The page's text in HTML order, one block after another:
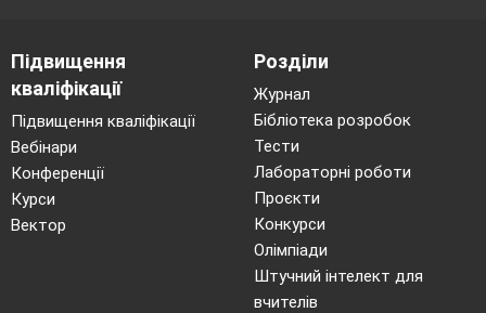
У Японії журавель –
священний птах, «людина у пір’ях»,
«вельмишановний пан журавель»
*4. Учениця 8 класу.
Зображення журавлів у
Зображеннями граціозних журавлів
Підвищення
кваліфікації
Підвищення кваліфікації
Вебінари
Конференції
Курси
Вектор
Розділи
Журнал
Бібліотека розробок
Тести
Лабораторні роботи
Проєкти
Конкурси
Олімпіади
Штучний інтелект для
вчителів